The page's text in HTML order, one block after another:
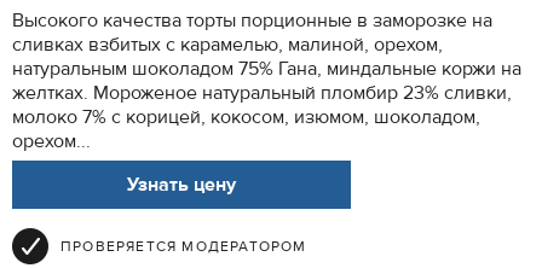
Высокого качества торты порционные в заморозке на
сливках взбитых с карамелью, малиной, орехом,
натуральным шоколадом 75% Гана, миндальные коржи на
желтках. Мороженое натуральный пломбир 23% сливки,
молоко 7% с корицей, кокосом, изюмом, шоколадом,
орехом...
Узнать цену
ПРОВЕРЯЕТСЯ МОДЕРАТОРОМ